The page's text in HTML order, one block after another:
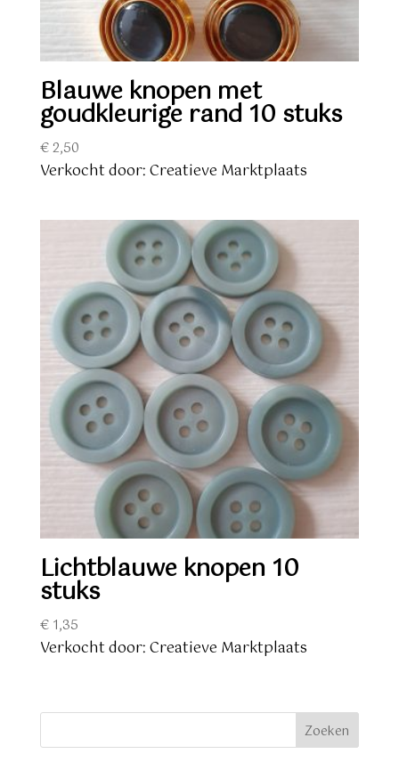
Blauwe knopen met
goudkleurige rand 10 stuks
€2,50
Verkocht door: Creatieve Marktplaats
Lichtblauwe knopen 10
stuks
€1,35
Verkocht door: Creatieve Marktplaats
Zoeken